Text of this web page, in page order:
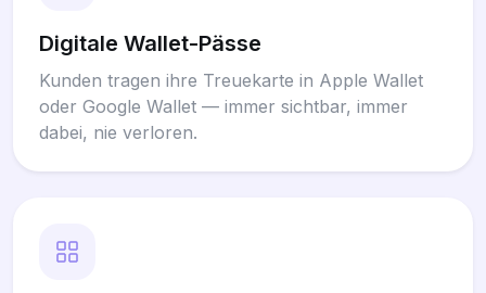
Digitale Wallet-Pässe
Kunden tragen ihre Treuekarte in Apple Wallet
oder Google Wallet — immer sichtbar, immer
dabei, nie verloren.